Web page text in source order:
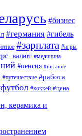
#бизнес
#германия #гибель
#зарплата #игры
#медицина
#пенсия #питание
#путешествие #работа
#хоккей #цена
керамика и